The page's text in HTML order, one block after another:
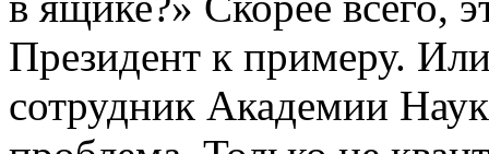
Президент к примеру.
сотрудник Академии